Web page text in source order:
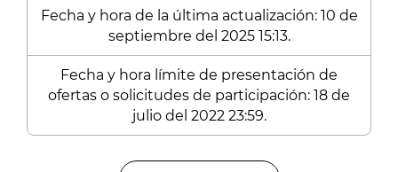
Fecha y hora de la última actualización: 10 de
septiembre del 2025 15:13.
Fecha y hora límite de presentación de
ofertas o solicitudes de participación: 18 de
julio del 2022 23:59.